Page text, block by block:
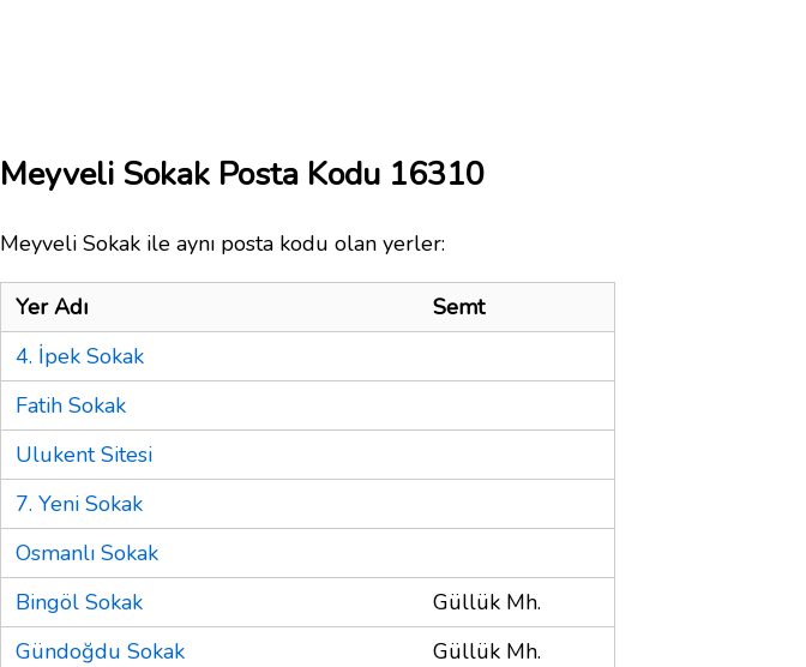
Meyveli Sokak Posta Kodu 16310
Meyveli Sokak ile aynı posta kodu olan yerler:
Yer Adı
Semt
4. İpek Sokak
Fatih Sokak
Ulukent Sitesi
7. Yeni Sokak
Osmanlı Sokak
Bingöl Sokak
Güllük Mh.
Gündoğdu Sokak
Güllük Mh.